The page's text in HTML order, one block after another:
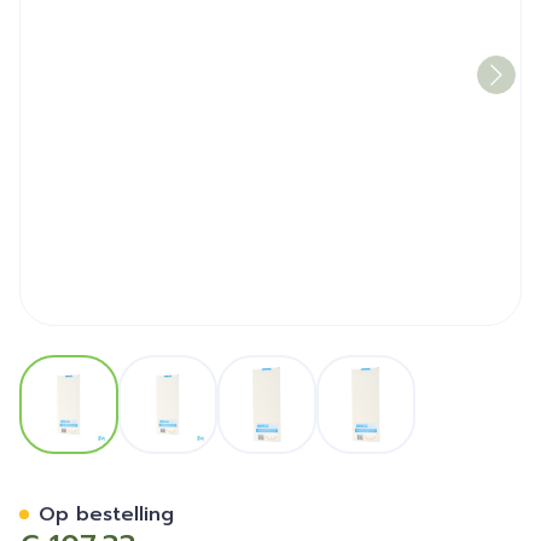
View larger imageView larger imageView larger imageView larger image
Op bestelling